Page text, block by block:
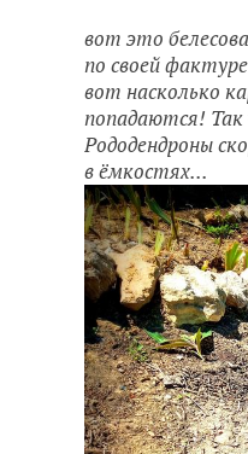
вот это
по своей
вот насколько
попадаются! Так
Рододендроны
в ёмкостях...